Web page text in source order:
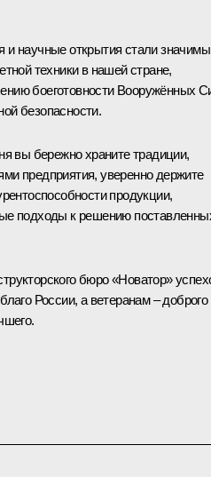
и научные открытия стали
техники в нашей стране,
боеготовности Вооружённых
безопасности.
вы бережно храните традиции,
предприятия, уверенно держите
продукции,
подходы к решению
бюро «Новатор»
России, а ветеранам – доброго